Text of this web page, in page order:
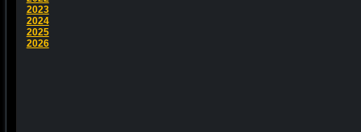
2023
2024
2025
2026